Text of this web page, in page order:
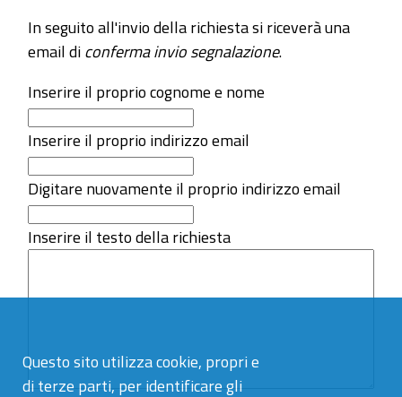
Questo sito utilizza cookie, propri e
di terze parti, per identificare gli
In seguito all'invio della richiesta si riceverà una
email diconferma invio segnalazione.
Inserire il proprio cognome e nome
Inserire il proprio indirizzo email
Digitare nuovamente il proprio indirizzo email
Inserire il testo della richiesta